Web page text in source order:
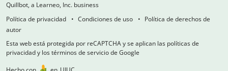
Quillbot, a Learneo, Inc. business
Política de privacidad
Condiciones de uso
Política de derechos de
autor
Esta web está protegida por reCAPTCHA y se aplican las políticas de
privacidad y los términos de servicio de Google